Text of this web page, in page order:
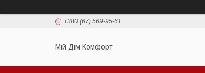
+380 (67) 569-95-61
Мій Дім Комфорт